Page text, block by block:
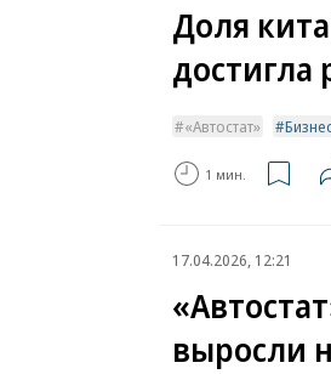
Доля
достигла
«Автостат»
1 мин.
17.04.2026, 12:21
выросли